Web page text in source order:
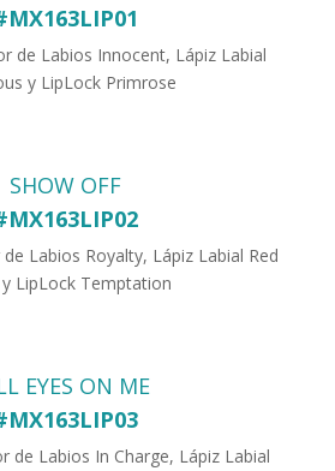
de Labios Innocent, Lápiz Labial
y LipLock Primrose
SHOW OFF
Labios Royalty, Lápiz Labial Red
LipLock Temptation
EYES ON ME
de Labios In Charge, Lápiz Labial